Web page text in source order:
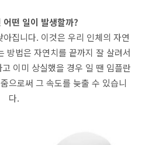
어떤 일이 발생할까?
집니다. 이것은 우리 인체의 자연
방법은 자연치를 끝까지 잘 살려서
이미 상실했을 경우 일 땐 임플란
으로써 그 속도를 늦출 수 있습니
다.